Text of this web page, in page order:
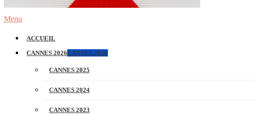
Menu
ACCUEIL
CANNES 2026CANNES 2026
CANNES 2025
CANNES 2024
CANNES 2023